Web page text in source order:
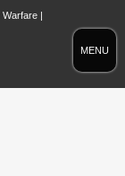
MENU
|